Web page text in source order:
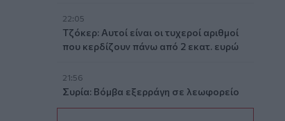
22:05
Τζόκερ: Αυτοί είναι οι τυχεροί αριθμοί
που κερδίζουν πάνω από 2 εκατ. ευρώ
21:56
Συρία: Βόμβα εξερράγη σε λεωφορείο
κοντά στη Δαμασκό – Τουλάχιστον 2